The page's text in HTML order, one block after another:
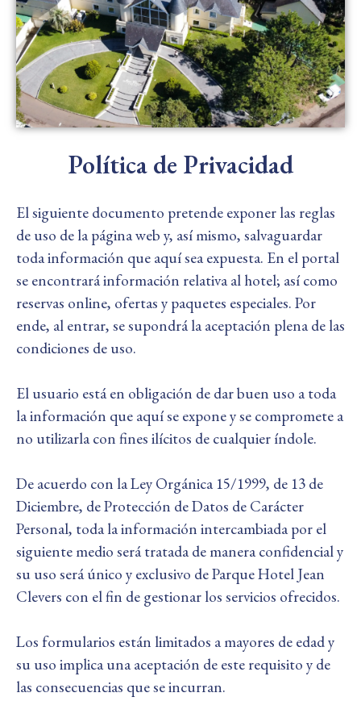
Política de Privacidad
El siguiente documento pretende exponer las reglas
de uso de la página web y, así mismo, salvaguardar
toda información que aquí sea expuesta. En el portal
se encontrará información relativa al hotel; así como
reservas online, ofertas y paquetes especiales. Por
ende, al entrar, se supondrá la aceptación plena de las
condiciones de uso.
El usuario está en obligación de dar buen uso a toda
la información que aquí se expone y se compromete a
no utilizarla con fines ilícitos de cualquier índole.
De acuerdo con la Ley Orgánica 15/1999, de 13 de
Diciembre, de Protección de Datos de Carácter
Personal, toda la información intercambiada por el
siguiente medio será tratada de manera confidencial y
su uso será único y exclusivo de Parque Hotel Jean
Clevers con el fin de gestionar los servicios ofrecidos.
Los formularios están limitados a mayores de edad y
su uso implica una aceptación de este requisito y de
las consecuencias que se incurran.